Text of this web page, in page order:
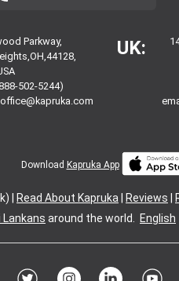
Parkway,
502-5244)
UK:
Download Kapruka App
| Read About Kapruka Reviews
Lankans around the world. English